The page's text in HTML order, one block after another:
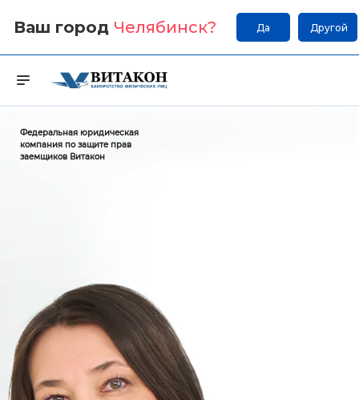
Ваш город Челябинск? Да Другой
Федеральная юридическая
компания по защите прав
заемщиков Витакон